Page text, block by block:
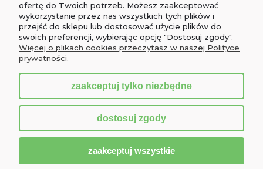
INFORMACJE
O NAS
Sklep internetowy Shoper.pl
ofertę do Twoich potrzeb. Możesz zaakceptować
wykorzystanie przez nas wszystkich tych plików i
przejść do sklepu lub dostosować użycie plików do
swoich preferencji, wybierając opcję "Dostosuj zgody".
Więcej o plikach cookies przeczytasz w naszej Polityce
prywatności.
zaakceptuj tylko niezbędne
dostosuj zgody
zaakceptuj wszystkie